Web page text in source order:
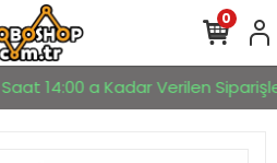
Saat 14:00 a Kadar Verilen
0